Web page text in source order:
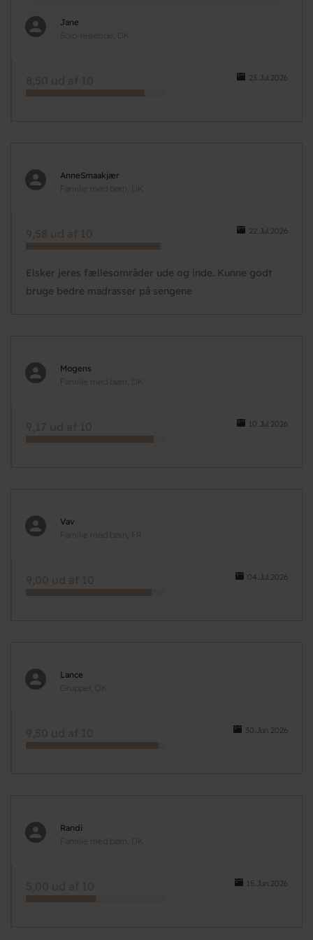
Jane
Solo-rejsende, DK
23.Jul.2026
8,50 ud af 10
AnneSmaakjær
Familie med børn, DK
22.Jul.2026
9,58 ud af 10
Elsker jeres fællesområder ude og inde. Kunne godt
bruge bedre madrasser på sengene
Mogens
Familie med børn, DK
10.Jul.2026
9,17 ud af 10
Vav
Familie med børn, FR
04.Jul.2026
9,00 ud af 10
Lance
Grupper, DK
30.Jun.2026
9,50 ud af 10
Randi
Familie med børn, DK
15.Jun.2026
5,00 ud af 10